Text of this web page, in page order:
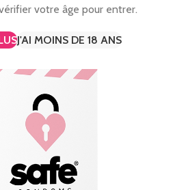
votre âge pour entrer.
J'AI MOINS DE 18 ANS